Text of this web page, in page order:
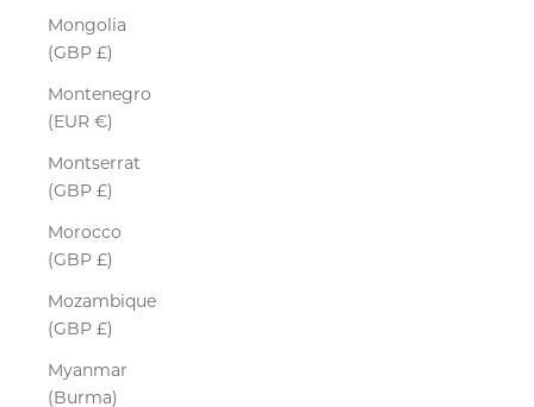
Mongolia
(GBP £)
Montenegro
(EUR €)
Montserrat
(GBP £)
Morocco
(GBP £)
Mozambique
(GBP £)
Myanmar
(Burma)